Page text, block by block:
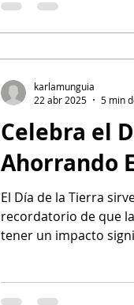
Celebra el
Ahorrando
El Día de la Tierra
recordatorio de que
tener un impacto
karlamunguia
22 abr 2025
5 min